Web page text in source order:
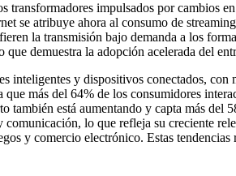
transformadores impulsados ​​por cambios
se atribuye ahora al consumo de
la transmisión bajo demanda a los
demuestra la adopción acelerada del
inteligentes y dispositivos conectados,
más del 64% de los consumidores
está aumentando y capta más
lo que refleja su creciente
y comercio electrónico. Estas